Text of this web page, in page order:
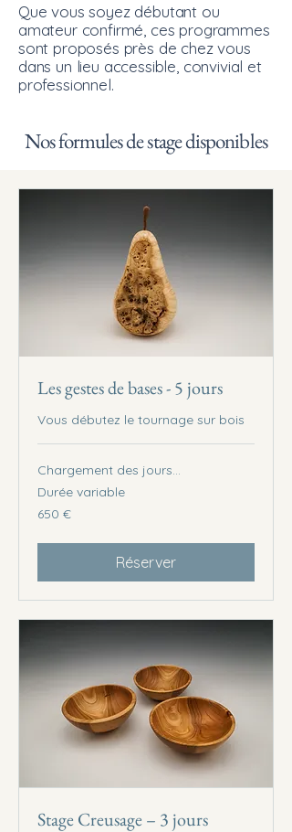
Que vous soyez débutant ou
amateur confirmé, ces programmes
sont proposés près de chez vous
dans un lieu accessible, convivial et
professionnel.
Nos formules de stage disponibles
Les gestes de bases - 5 jours
Vous débutez le tournage sur bois
Chargement des jours...
Durée variable
650
euros
650 €
Réserver
Stage Creusage – 3 jours